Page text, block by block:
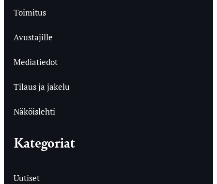
Toimitus
Avustajille
Mediatiedot
Tilaus ja jakelu
Näköislehti
Kategoriat
Uutiset